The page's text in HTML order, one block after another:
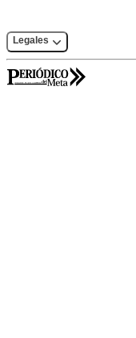
Legales